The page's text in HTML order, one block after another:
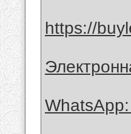
https://